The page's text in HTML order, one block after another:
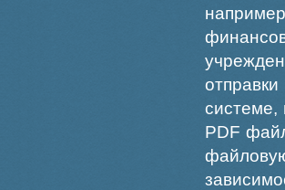
системе,
PDF